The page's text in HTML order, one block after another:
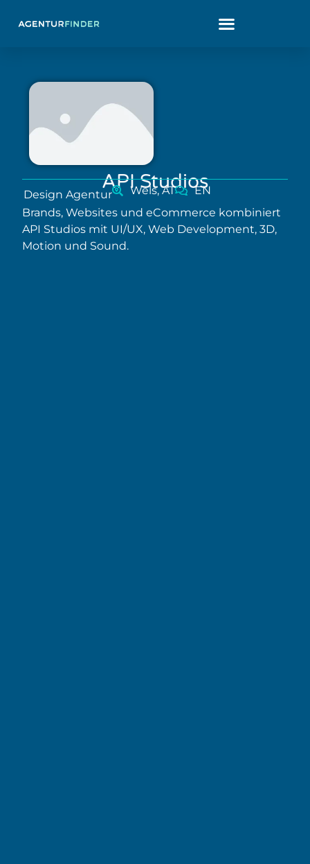
API Studios
Design Agentur Wels, AT
EN
Brands, Websites und eCommerce kombiniert
API Studios mit UI/UX, Web Development, 3D,
Motion und Sound.